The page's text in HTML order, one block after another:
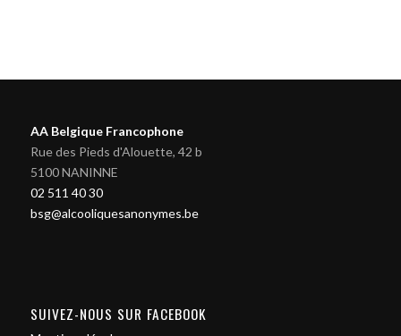
AA Belgique Francophone
Rue des Pieds d'Alouette, 42 b
5100 NANINNE
02 511 40 30
bsg@alcooliquesanonymes.be
SUIVEZ-NOUS SUR FACEBOOK